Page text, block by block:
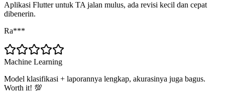
Aplikasi Flutter untuk TA jalan mulus, ada revisi kecil dan cepat
dibenerin.
Ra***
Machine Learning
Model klasifikasi + laporannya lengkap, akurasinya juga bagus.
Worth it! 💯